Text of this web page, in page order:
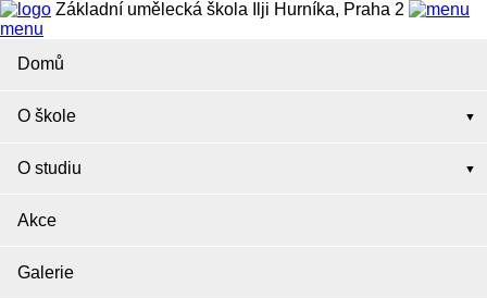
Základní umělecká škola Ilji Hurníka, Praha 2
menu
Domů
O škole
O studiu
Akce
Galerie